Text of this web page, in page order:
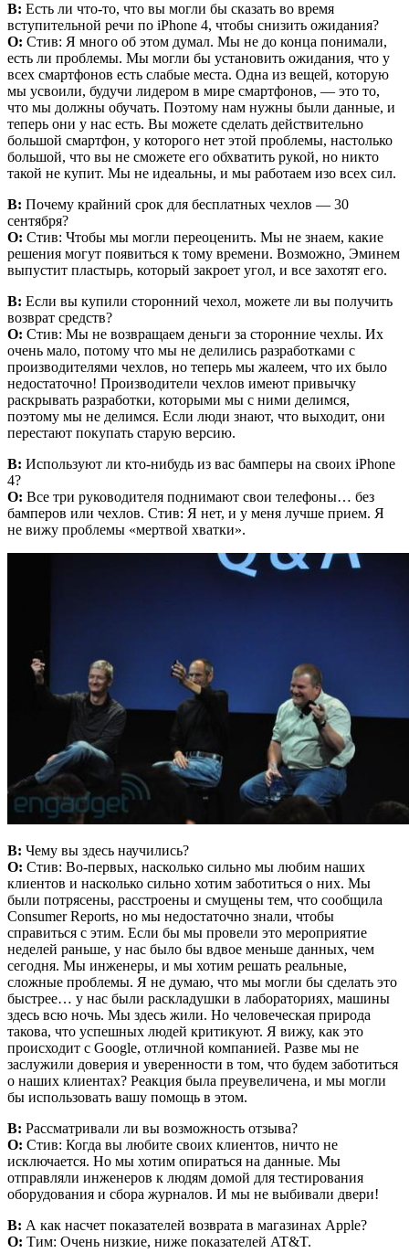
В: Есть ли что-то, что вы могли бы сказать во время
вступительной речи по iPhone 4, чтобы снизить ожидания?
О: Стив: Я много об этом думал. Мы не до конца понимали,
есть ли проблемы. Мы могли бы установить ожидания, что у
всех смартфонов есть слабые места. Одна из вещей, которую
мы усвоили, будучи лидером в мире смартфонов, — это то,
что мы должны обучать. Поэтому нам нужны были данные, и
теперь они у нас есть. Вы можете сделать действительно
большой смартфон, у которого нет этой проблемы, настолько
большой, что вы не сможете его обхватить рукой, но никто
такой не купит. Мы не идеальны, и мы работаем изо всех сил.
В: Почему крайний срок для бесплатных чехлов — 30
сентября?
О: Стив: Чтобы мы могли переоценить. Мы не знаем, какие
решения могут появиться к тому времени. Возможно, Эминем
выпустит пластырь, который закроет угол, и все захотят его.
В: Если вы купили сторонний чехол, можете ли вы получить
возврат средств?
О: Стив: Мы не возвращаем деньги за сторонние чехлы. Их
очень мало, потому что мы не делились разработками с
производителями чехлов, но теперь мы жалеем, что их было
недостаточно! Производители чехлов имеют привычку
раскрывать разработки, которыми мы с ними делимся,
поэтому мы не делимся. Если люди знают, что выходит, они
перестают покупать старую версию.
В: Используют ли кто-нибудь из вас бамперы на своих iPhone
4?
О: Все три руководителя поднимают свои телефоны… без
бамперов или чехлов. Стив: Я нет, и у меня лучше прием. Я
не вижу проблемы «мертвой хватки».
В: Чему вы здесь научились?
О: Стив: Во-первых, насколько сильно мы любим наших
клиентов и насколько сильно хотим заботиться о них. Мы
были потрясены, расстроены и смущены тем, что сообщила
Consumer Reports, но мы недостаточно знали, чтобы
справиться с этим. Если бы мы провели это мероприятие
неделей раньше, у нас было бы вдвое меньше данных, чем
сегодня. Мы инженеры, и мы хотим решать реальные,
сложные проблемы. Я не думаю, что мы могли бы сделать это
быстрее… у нас были раскладушки в лабораториях, машины
здесь всю ночь. Мы здесь жили. Но человеческая природа
такова, что успешных людей критикуют. Я вижу, как это
происходит с Google, отличной компанией. Разве мы не
заслужили доверия и уверенности в том, что будем заботиться
о наших клиентах? Реакция была преувеличена, и мы могли
бы использовать вашу помощь в этом.
В: Рассматривали ли вы возможность отзыва?
О: Стив: Когда вы любите своих клиентов, ничто не
исключается. Но мы хотим опираться на данные. Мы
отправляли инженеров к людям домой для тестирования
оборудования и сбора журналов. И мы не выбивали двери!
В: А как насчет показателей возврата в магазинах Apple?
О: Тим: Очень низкие, ниже показателей AT&T.